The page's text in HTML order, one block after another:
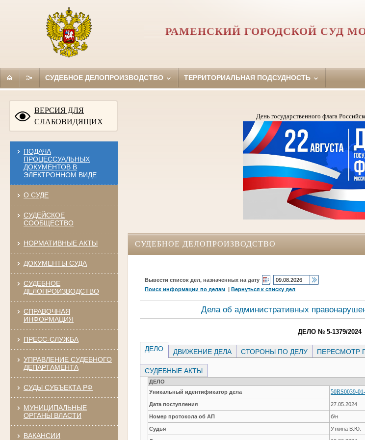
РАМЕНСКИЙ ГОРОДСКОЙ СУД
СУДЕБНОЕ ДЕЛОПРОИЗВОДСТВО ТЕРРИТОРИАЛЬНАЯ ПОДСУДНОСТЬ
ВЕРСИЯ ДЛЯ
СЛАБОВИДЯЩИХ
ПОДАЧА
ПРОЦЕССУАЛЬНЫХ
ДОКУМЕНТОВ В
ЭЛЕКТРОННОМ ВИДЕ
О СУДЕ
СУДЕЙСКОЕ
СООБЩЕСТВО
НОРМАТИВНЫЕ АКТЫ
ДОКУМЕНТЫ СУДА
СУДЕБНОЕ
ДЕЛОПРОИЗВОДСТВО
СПРАВОЧНАЯ
ИНФОРМАЦИЯ
ПРЕСС-СЛУЖБА
УПРАВЛЕНИЕ СУДЕБНОГО
ДЕПАРТАМЕНТА
СУДЫ СУБЪЕКТА РФ
МУНИЦИПАЛЬНЫЕ
ОРГАНЫ ВЛАСТИ
ВАКАНСИИ
День государственного флага
СУДЕБНОЕ ДЕЛОПРОИЗВОДСТВО
Вывести список дел, назначенных на дату
Поиск информации по делам |Вернуться к списку дел
Дела об административных
ДЕЛО № 5-1379/2024
ДЕЛО ДВИЖЕНИЕ ДЕЛА СТОРОНЫ ПО ДЕЛУ ПЕРЕСМОТР
СУДЕБНЫЕ АКТЫ
ДЕЛО
Уникальный идентификатор дела
50RS0039-
Дата поступления 27.05.2024
Номер протокола об АП б/н
Судья Уткина В.Ю.